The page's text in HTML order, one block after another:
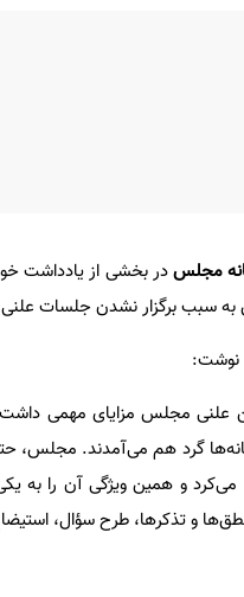
مجلسدر بخشی از یادداشت
سبب برگزار نشدن جلسات
نوشت:
علنی مجلس مزایای مهمی
گرد هم می‌آمدند. مجلس،
و همین ویژگی آن را به
نطق‌ها و تذکرها، طرح سؤال،